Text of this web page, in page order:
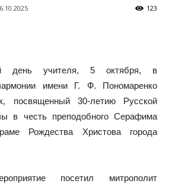
123
день учителя, 5 октября, в
имени Г. Ф. Пономаренко
посвященный 30-летию Русской
в честь преподобного Серафима
Рождества Христова города
посетил митрополит